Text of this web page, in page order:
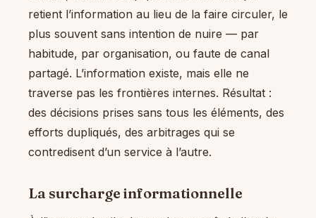
retient l’information au lieu de la faire circuler, le
plus souvent sans intention de nuire — par
habitude, par organisation, ou faute de canal
partagé. L’information existe, mais elle ne
traverse pas les frontières internes. Résultat :
des décisions prises sans tous les éléments, des
efforts dupliqués, des arbitrages qui se
contredisent d’un service à l’autre.
La surcharge informationnelle